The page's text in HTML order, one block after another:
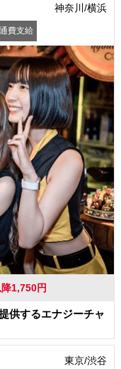
神奈川/横浜
費支給
1,750円
供するエナジーチャ
東京/渋谷